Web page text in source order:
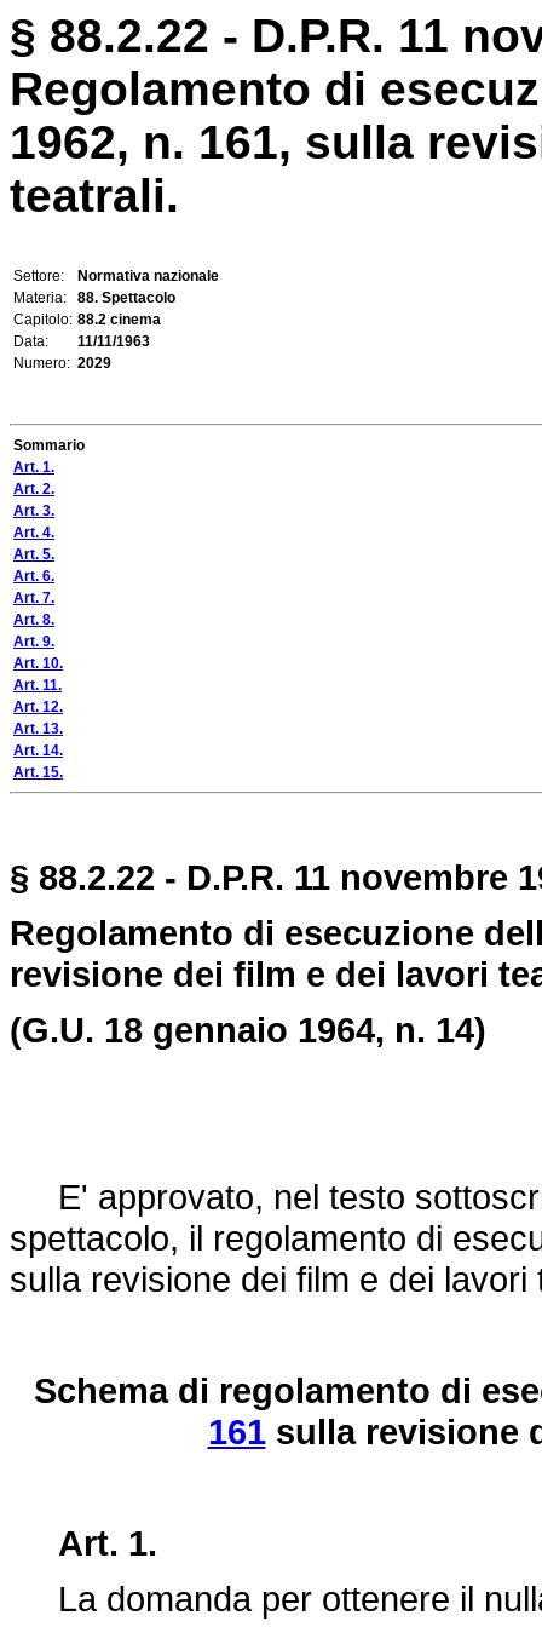
§ 88.2.22 - D.P.R. 11
Regolamento di
1962, n. 161, sulla
teatrali.
Settore:
Normativa nazionale
Materia:
88. Spettacolo
Capitolo: 88.2 cinema
Data:
11/11/1963
Numero: 2029
Sommario
Art. 1.
Art. 2.
Art. 3.
Art. 4.
Art. 5.
Art. 6.
Art. 7.
Art. 8.
Art. 9.
Art. 10.
Art. 11.
Art. 12.
Art. 13.
Art. 14.
Art. 15.
§ 88.2.22 - D.P.R. 11 novembre
Regolamento di esecuzione
revisione dei film e dei lavori
(G.U. 18 gennaio 1964, n. 14)
E' approvato, nel testo
spettacolo, il regolamento di
sulla revisione dei film e dei lavori
Schema di regolamento di
161sulla revisione
Art. 1.
La domanda per ottenere il